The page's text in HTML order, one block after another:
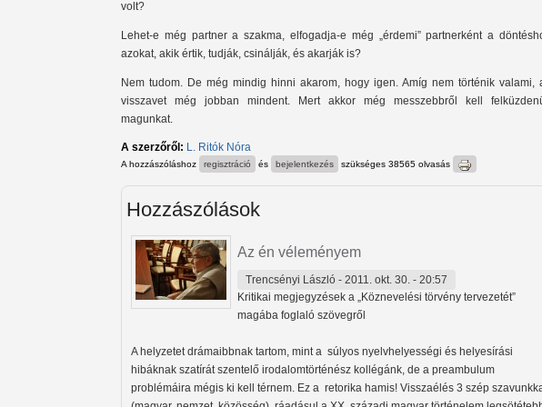
volt?
Lehet-e még partner a szakma, elfogadja-e még „érdemi” partnerként a
azokat, akik értik, tudják, csinálják, és akarják is?
Nem tudom. De még mindig hinni akarom, hogy igen. Amíg nem történik valami,
visszavet még jobban mindent. Mert akkor még messzebbről kell
magunkat.
A szerzőről: L. Ritók Nóra
A hozzászóláshoz regisztráció és bejelentkezés szükséges 38565 olvasás
Hozzászólások
Az én véleményem
Trencsényi László - 2011. okt. 30. - 20:57
Kritikai megjegyzések a „Köznevelési törvény tervezetét”
magába foglaló szövegről
A helyzetet drámaibbnak tartom, mint a súlyos nyelvhelyességi és helyesírási
hibáknak szatírát szentelő irodalomtörténész kollégánk, de a preambulum
problémáira mégis ki kell térnem. Ez a retorika hamis! Visszaélés 3 szép